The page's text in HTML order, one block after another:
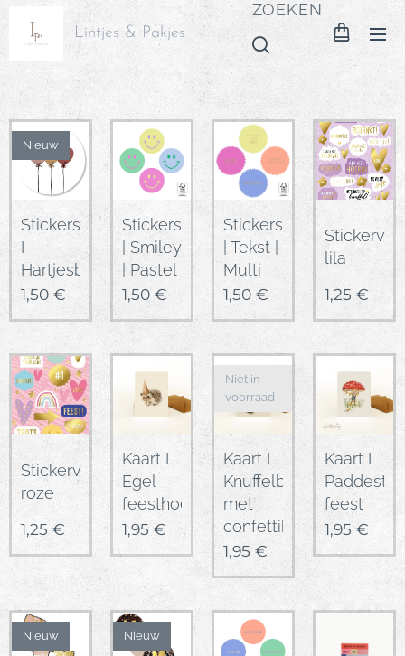
Lintjes & Pakjes
ZOEKEN
Stickers
I
Hartjesballonnen
Nieuw
1,50 €
Stickers
| Smiley
| Pastel
1,50 €
Stickers
| Tekst |
Multi
1,50 €
Stickervel
lila
1,25 €
Stickervel
roze
1,25 €
Kaart I
Egel
feesthoed
1,95€
Kaart I
Knuffelbeer
met
confettiballon
Niet in
voorraad
1,95 €
Kaart I
feest
1,95 €
Nieuw Nieuw